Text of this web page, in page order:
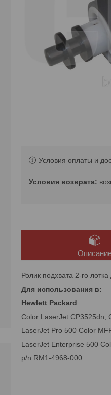
Условия оплаты и
Ролик подхвата 2-го
Для использования в:
Hewlett Packard
Color LaserJet CP3525dn,
LaserJet Pro 500 Color
LaserJet Enterprise 500
p/n RM1-4968-000